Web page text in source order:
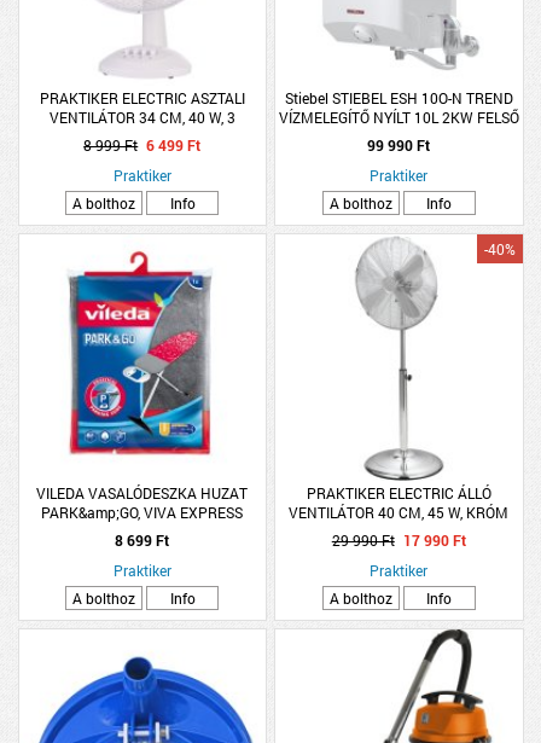
PRAKTIKER ELECTRIC ASZTALI
VENTILÁTOR 34 CM, 40 W, 3
FOKOZAT, FEHÉR
8 999 Ft 6 499 Ft
Praktiker
A bolthoz
Info
Stiebel STIEBEL ESH 10O-N TREND
VÍZMELEGÍTŐ NYÍLT 10L 2KW FELSŐ
SZERELÉSŰ CSAPTELEPPEL
99 990 Ft
Praktiker
A bolthoz
Info
VILEDA VASALÓDESZKA HUZAT
PARK&amp;GO, VIVA EXPRESS
VILEDA
8 699 Ft
Praktiker
A bolthoz
Info
PRAKTIKER ELECTRIC ÁLLÓ
VENTILÁTOR 40 CM, 45 W, KRÓM
-40%
29 990 Ft 17 990 Ft
Praktiker
A bolthoz
Info